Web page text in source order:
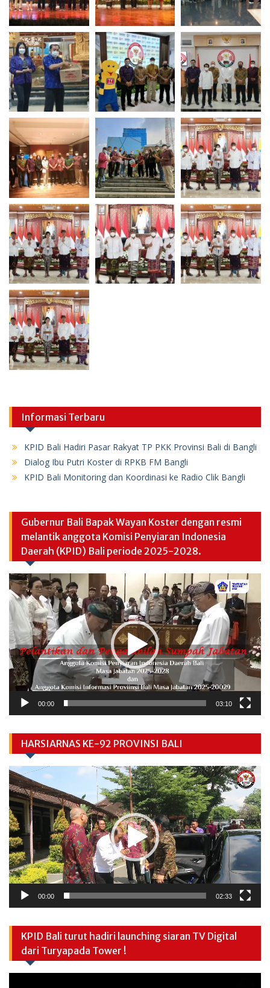
Informasi Terbaru
KPID Bali Hadiri Pasar Rakyat TP PKK Provinsi Bali di Bangli
Dialog Ibu Putri Koster di RPKB FM Bangli
KPID Bali Monitoring dan Koordinasi ke Radio Clik Bangli
Gubernur Bali Bapak Wayan Koster dengan resmi
melantik anggota Komisi Penyiaran Indonesia
Daerah (KPID) Bali periode 2025-2028.
Video
Player
00:00 03:10
HARSIARNAS KE-92 PROVINSI BALI
Video
Player
00:00 02:33
KPID Bali turut hadiri launching siaran TV Digital
dari Turyapada Tower !